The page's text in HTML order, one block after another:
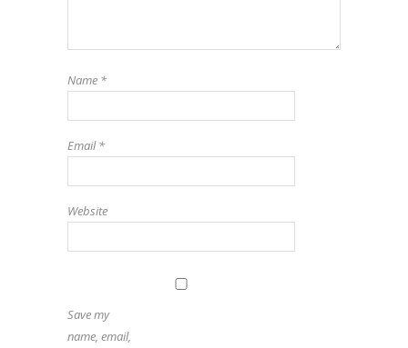
Name *
Email*
Website
Save my
name, email,